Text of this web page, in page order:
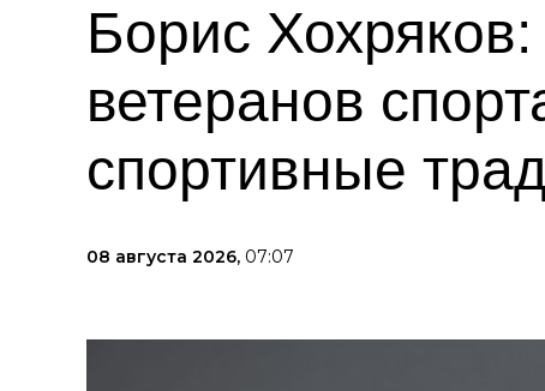
Борис
ветеранов
спортивные
08 августа 2026, 07:07